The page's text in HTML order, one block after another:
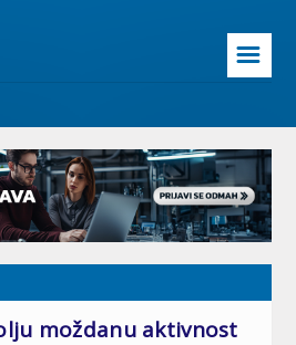
☰
moždanu aktivnost